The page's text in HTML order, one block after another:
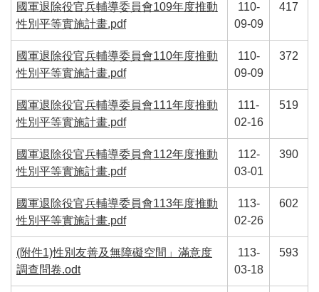
國軍退除役官兵輔導委員會109年度推動
性別平等實施計畫.pdf
110-
09-09
417
國軍退除役官兵輔導委員會110年度推動
性別平等實施計畫.pdf
110-
09-09
372
國軍退除役官兵輔導委員會111年度推動
性別平等實施計畫.pdf
111-
02-16
519
國軍退除役官兵輔導委員會112年度推動
性別平等實施計畫.pdf
112-
03-01
390
國軍退除役官兵輔導委員會113年度推動
性別平等實施計畫.pdf
113-
02-26
602
(附件1)性別友善及無障礙空間」滿意度
調查問卷.odt
113-
03-18
593